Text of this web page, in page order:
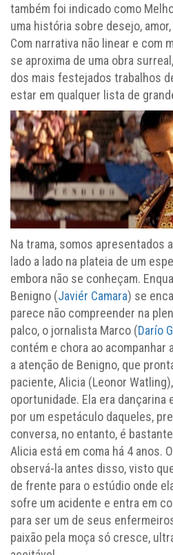
também foi indicado como
uma história sobre desejo,
Com narrativa não linear e com
se aproxima de uma obra
dos mais festejados trabalhos
estar em qualquer lista de
Na trama, somos apresentados
lado a lado na plateia de um
embora não se conheçam.
Benigno (Javiér Camara) se
parece não compreender na
palco, o jornalista Marco (Darío
contém e chora ao acompanhar
a atenção de Benigno, que
paciente, Alicia (Leonor
oportunidade. Ela era
por um espetáculo daqueles,
conversa, no entanto, é
Alicia está em coma há 4 anos.
observá-la antes disso, visto
de frente para o estúdio onde
sofre um acidente e entra em
para ser um de seus
paixão pela moça só cresce,